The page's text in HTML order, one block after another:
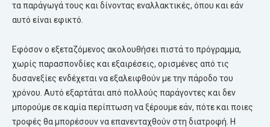
τα παράγωγά τους και δίνοντας εναλλακτικές, όπου και εάν
αυτό είναι εφικτό.
Εφόσον ο εξεταζόμενος ακολουθήσει πιστά το πρόγραμμα,
χωρίς παρασπονδίες και εξαιρέσεις, ορισμένες από τις
δυσανεξίες ενδέχεται να εξαλειφθούν με την πάροδο του
χρόνου. Αυτό εξαρτάται από πολλούς παράγοντες και δεν
μπορούμε σε καμία περίπτωση να ξέρουμε εάν, πότε και ποιες
τροφές θα μπορέσουν να επανενταχθούν στη διατροφή. Η